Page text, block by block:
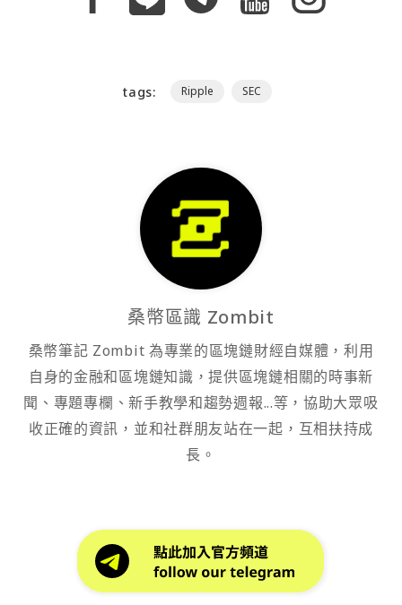
tags: Ripple SEC
桑幣區識 Zombit
桑幣筆記 Zombit 為專業的區塊鏈財經自媒體，利用
自身的金融和區塊鏈知識，提供區塊鏈相關的時事新
聞、專題專欄、新手教學和趨勢週報...等，協助大眾吸
收正確的資訊，並和社群朋友站在一起，互相扶持成
長。